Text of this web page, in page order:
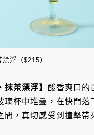
浮（$215）
抹茶漂浮】 酸香爽口的
璃杯中堆疊，在快門落
間，真切感受到撞擊帶